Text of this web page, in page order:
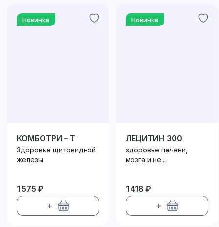
Новинка
КОМБОТРИ – Т
Здоровье щитовидной
железы
1 575 ₽
+
Новинка
ЛЕЦИТИН 300
здоровье печени,
мозга и не...
1 418 ₽
+